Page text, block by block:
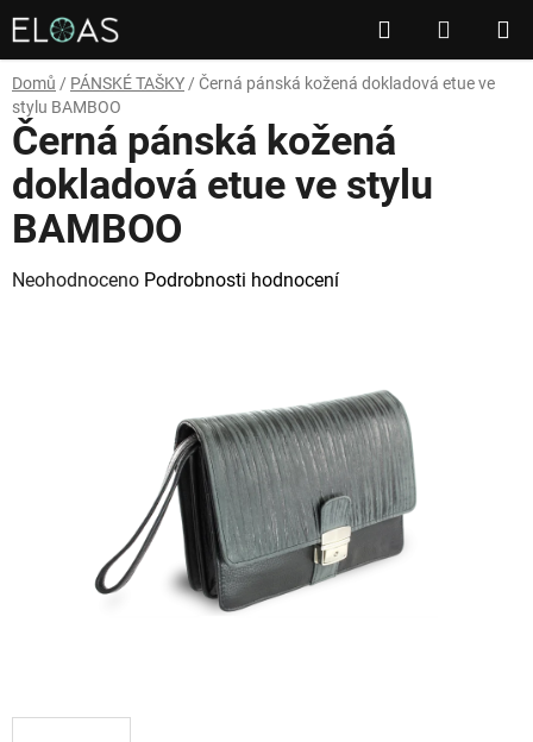
Přejít
na
obsah
Hledat
KOŠÍK
Domů / PÁNSKÉ TAŠKY / Černá pánská kožená dokladová etue ve
stylu BAMBOO
Černá pánská kožená
dokladová etue ve stylu
BAMBOO
Průměrné
Neohodnoceno Podrobnosti hodnocení